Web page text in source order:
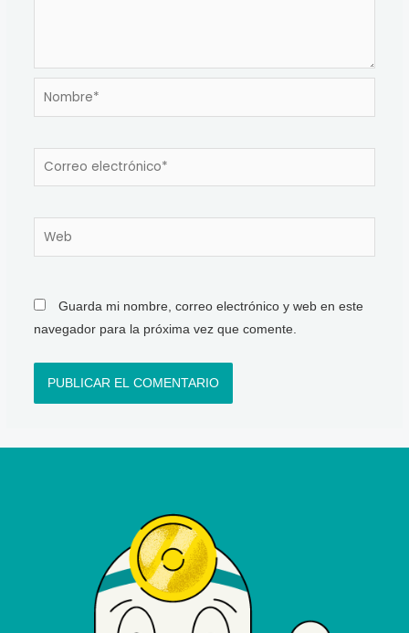
Nombre*
Guarda mi nombre, correo electrónico y web en este
navegador para la próxima vez que comente.